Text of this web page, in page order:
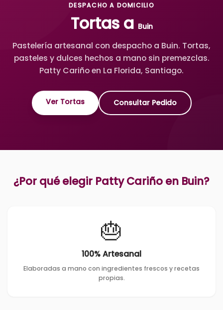
DESPACHO A DOMICILIO
Tortas a Buin
Pastelería artesanal con despacho a Buin. Tortas,
pasteles y dulces hechos a mano sin premezclas.
Patty Cariño en La Florida, Santiago.
Ver Tortas Consultar Pedido
¿Por qué elegir Patty Cariño en Buin?
🎂
100% Artesanal
Elaboradas a mano con ingredientes frescos y recetas
propias.